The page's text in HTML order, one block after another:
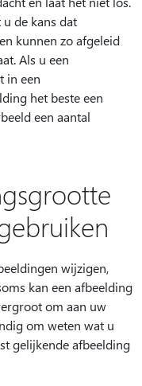
de kans dat
kunnen zo afgeleid
Als u een
in een
het beste een
een aantal
wijzigen,
kan een afbeelding
om aan uw
om weten wat u
gelijkende afbeelding